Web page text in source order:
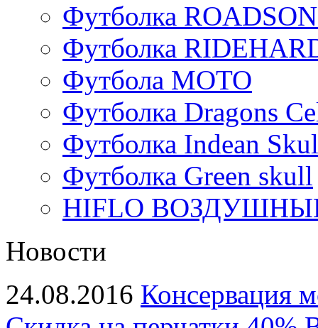
Футболка
Футболка
Футбола МОТО
Футболка Dragons
Футболка Indean
Футболка Green skull
HIFLO
Новости
24.08.2016 Консервация